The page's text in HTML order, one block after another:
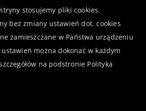
stosujemy pliki cookies.
bez zmiany ustawień dot. cookies
zamieszczane w Państwa urządzeniu
można dokonać w każdym
na podstronie Polityka